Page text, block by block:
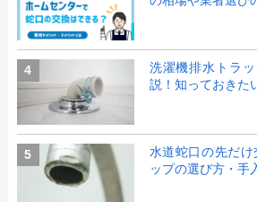
4
洗濯機排水トラ
説！知っておきた
5
水道蛇口の先だ
ップの選び方・手